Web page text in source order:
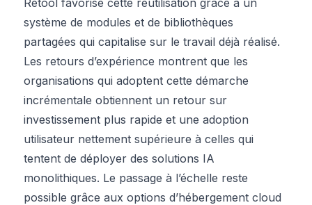
système de modules et de bibliothèques
partagées qui capitalise sur le travail déjà réalisé.
Les retours d’expérience montrent que les
organisations qui adoptent cette démarche
incrémentale obtiennent un retour sur
investissement plus rapide et une adoption
utilisateur nettement supérieure à celles qui
tentent de déployer des solutions IA
monolithiques. Le passage à l’échelle reste
possible grâce aux options d’hébergement cloud